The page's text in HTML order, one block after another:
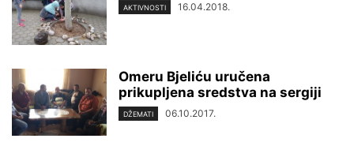
AKTIVNOSTI 16.04.2018.
Omeru Bjeliću uručena
prikupljena sredstva na sergiji
DŽEMATI 06.10.2017.